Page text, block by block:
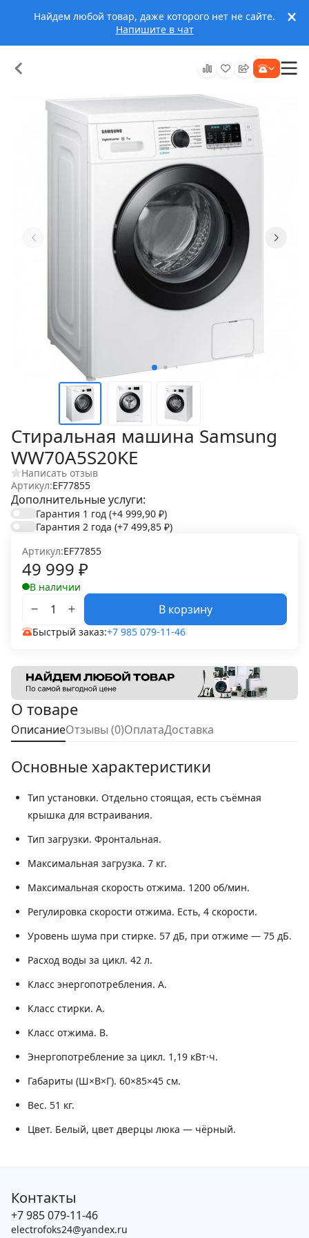
Найдем любой товар, даже которого нет не сайте.
Напишите в чат
Стиральная машина Samsung
WW70A5S20KE
Написать отзыв
Артикул:EF77855
Дополнительные услуги:
Гарантия 1 год (+4 999,90 ₽)
Гарантия 2 года (+7 499,85 ₽)
Артикул:EF77855
49 999 ₽
В наличии
В корзину
Быстрый заказ:+7 985 079-11-46
О товаре
ОписаниеОтзывы (0)ОплатаДоставка
Основные характеристики
Тип установки. Отдельно стоящая, есть съёмная
крышка для встраивания.
Тип загрузки. Фронтальная.
Максимальная загрузка. 7 кг.
Максимальная скорость отжима. 1200 об/мин.
Регулировка скорости отжима. Есть, 4 скорости.
Уровень шума при стирке. 57 дБ, при отжиме — 75 дБ.
Расход воды за цикл. 42 л.
Класс энергопотребления. A.
Класс стирки. A.
Класс отжима. B.
Энергопотребление за цикл. 1,19 кВт·ч.
Габариты (Ш×В×Г). 60×85×45 см.
Вес. 51 кг.
Цвет. Белый, цвет дверцы люка — чёрный.
Контакты
+7 985 079-11-46
electrofoks24@yandex.ru